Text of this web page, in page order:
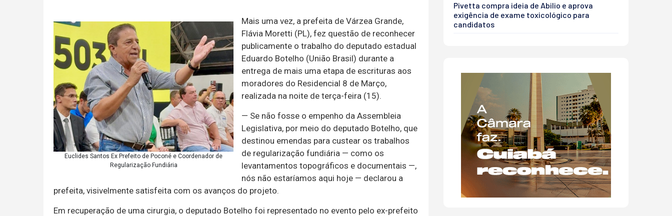
Euclides Santos Ex Prefeito de Poconé e Coordenador de
Regularização Fundiária
Mais uma vez, a prefeita de Várzea Grande,
Flávia Moretti (PL), fez questão de reconhecer
publicamente o trabalho do deputado estadual
Eduardo Botelho (União Brasil) durante a
entrega de mais uma etapa de escrituras aos
moradores do Residencial 8 de Março,
realizada na noite de terça-feira (15).
— Se não fosse o empenho da Assembleia
Legislativa, por meio do deputado Botelho, que
destinou emendas para custear os trabalhos
de regularização fundiária — como os
levantamentos topográficos e documentais —,
nós não estaríamos aqui hoje — declarou a
prefeita, visivelmente satisfeita com os avanços do projeto.
Em recuperação de uma cirurgia, o deputado Botelho foi representado no evento pelo ex-prefeito
Pivetta compra ideia de Abilio e aprova
exigência de exame toxicológico para
candidatos